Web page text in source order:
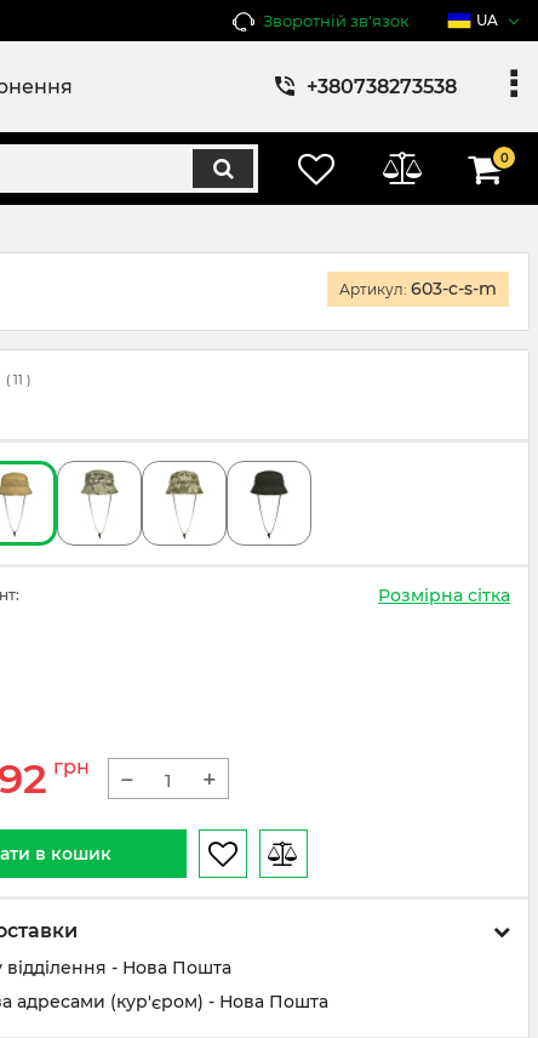
Зворотній зв'язок UA
+380738273538
0
Артикул: 603-c-s-m
( 11 )
Розмірна сітка
грн − +
в кошик
відділення - Нова Пошта
адресами (кур'єром) - Нова Пошта